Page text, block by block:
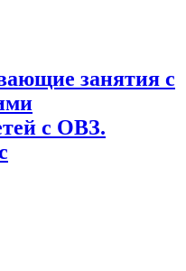
занятия с
с ОВЗ.